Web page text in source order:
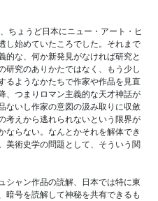
ちょうど日本にニュー・アート・ヒ
し始めていたころでした。それまで
的な、何か新発見がなければ研究と
研究のありかたではなく、もう少し
るようなかたちで作家や作品を見直
、つまりロマン主義的な天才神話が
ないし作家の意図の汲み取りに収斂
考えから逃れられないという限界が
ならない。なんとかそれを解体でき
美術史学の問題として、そういう関
シャン作品の読解、日本では特に東
暗号を読解して神秘を共有できるも